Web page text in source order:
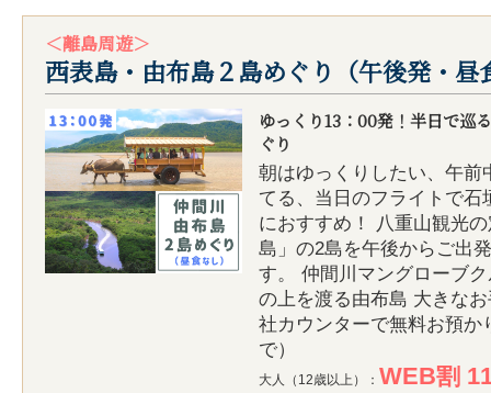
＜離島周遊＞
西表島・由布島２島めぐり（午後発・昼
ゆっくり13：00発！半日で巡
ぐり
朝はゆっくりしたい、午前
てる、当日のフライトで
におすすめ！ 八重山観光
島」の2島を午後からご出
す。 仲間川マングローブ
の上を渡る由布島 大きな
社カウンターで無料お預か
で）
大人（12歳以上）： WEB割